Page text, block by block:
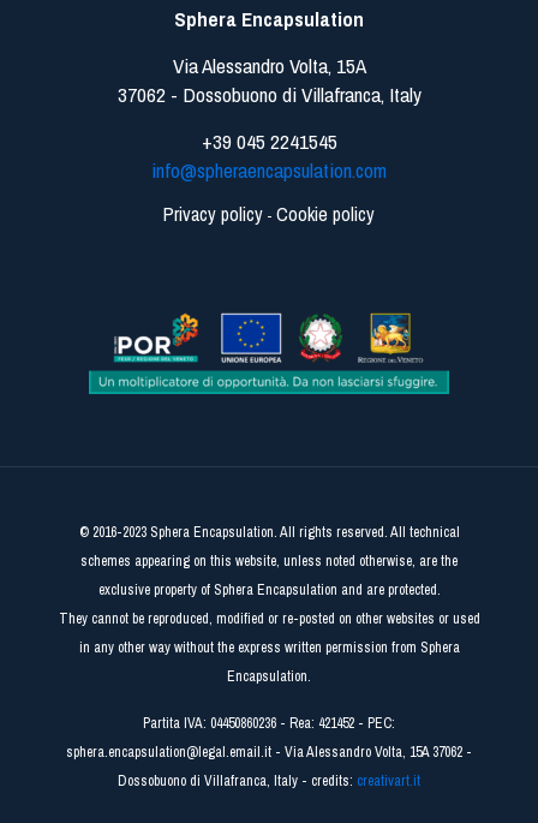
Sphera Encapsulation
Via Alessandro Volta, 15A
37062 - Dossobuono di Villafranca, Italy
+39 045 2241545
info@spheraencapsulation.com
Privacy policy - Cookie policy
© 2016-2023 Sphera Encapsulation. All rights reserved. All technical
schemes appearing on this website, unless noted otherwise, are the
exclusive property of Sphera Encapsulation and are protected.
They cannot be reproduced, modified or re-posted on other websites or used
in any other way without the express written permission from Sphera
Encapsulation.
Partita IVA: 04450860236 - Rea: 421452 - PEC:
sphera.encapsulation@legal.email.it - Via Alessandro Volta, 15A 37062 -
Dossobuono di Villafranca, Italy - credits: creativart.it